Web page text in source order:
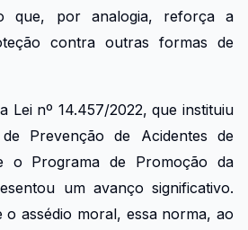
que, por analogia, reforça a
contra outras formas de
Lei nº 14.457/2022, que instituiu
Prevenção de Acidentes de
o Programa de Promoção da
um avanço significativo.
o assédio moral, essa norma, ao